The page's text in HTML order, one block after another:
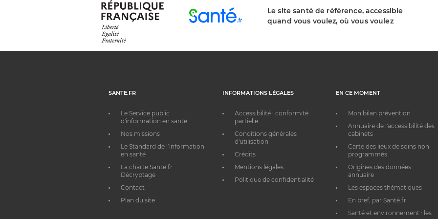
Le site santé de référence, accessible
quand vous voulez, où vous voulez
SANTE.FR
Le Service public
d'information en santé
Nos missions
Le Standard de l’information
en santé
La charte Santé.fr
Décryptage
Contact
Plan du site
INFORMATIONS LÉGALES
Accessibilité : conformité
partielle
Conditions générales
d'utilisation
Crédits
Mentions légales
Politique de confidentialité
EN CE MOMENT
Mon bilan prévention
Annuaire de l'accessibilité des
cabinets
Carte des lieux de soins non
programmés
Origines des données
annuaire
Les espaces thématiques
En bref, par Santé.fr
Santé et environnement : les